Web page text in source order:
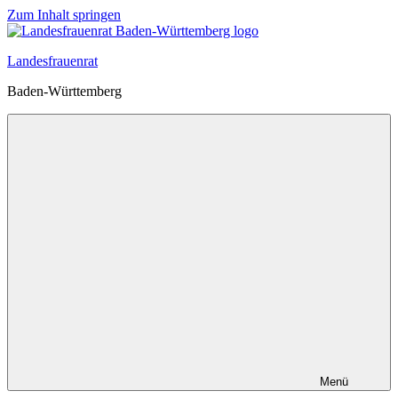
Zum Inhalt springen
Landesfrauenrat
Baden-Württemberg
Menü